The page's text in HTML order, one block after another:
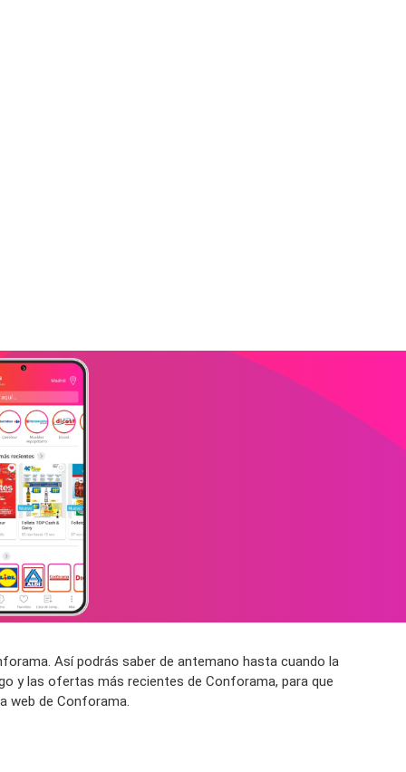
Así podrás saber de antemano hasta cuando la
y las ofertas más recientes de Conforama, para que
web de Conforama.